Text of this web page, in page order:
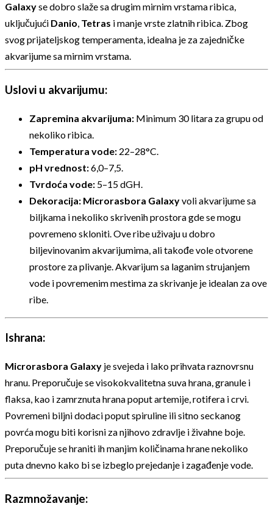
Galaxyse dobro slaže sa drugim mirnim vrstama ribica,
uključujući Danio, Tetras i manje vrste zlatnih ribica. Zbog
svog prijateljskog temperamenta, idealna je za zajedničke
akvarijume sa mirnim vrstama.
Uslovi u akvarijumu:
Zapremina akvarijuma: Minimum 30 litara za grupu od
nekoliko ribica.
Temperatura vode: 22–28°C.
pH vrednost:6,0–7,5.
Tvrdoća vode: 5–15 dGH.
Dekoracija: Microrasbora Galaxyvoli akvarijume sa
biljkama i nekoliko skrivenih prostora gde se mogu
povremeno skloniti. Ove ribe uživaju u dobro
biljevinovanim akvarijumima, ali takođe vole otvorene
prostore za plivanje. Akvarijum sa laganim strujanjem
vode i povremenim mestima za skrivanje je idealan za ove
ribe.
Ishrana:
Microrasbora Galaxy je svejeda i lako prihvata raznovrsnu
hranu. Preporučuje se visokokvalitetna suva hrana, granule i
flaksa, kao i zamrznuta hrana poput artemije, rotifera i crvi.
Povremeni biljni dodaci poput spiruline ili sitno seckanog
povrća mogu biti korisni za njihovo zdravlje i živahne boje.
Preporučuje se hraniti ih manjim količinama hrane nekoliko
puta dnevno kako bi se izbeglo prejedanje i zagađenje vode.
Razmnožavanje: